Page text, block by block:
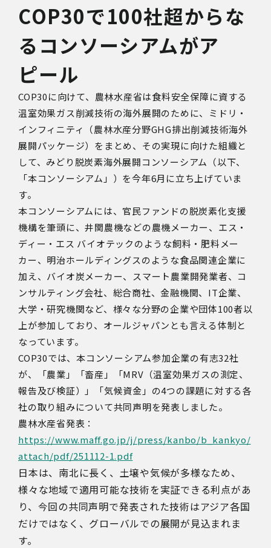
COP30で100社超からな
るコンソーシアムがア
ピール
COP30に向けて、農林水産省は食料安全保障に資する
温室効果ガス削減技術の海外展開のために、ミドリ・
インフィニティ（農林水産分野GHG排出削減技術海外
展開パッケージ）をまとめ、その実現に向けた組織と
して、みどり脱炭素海外展開コンソーシアム（以下、
「本コンソーシアム」）を今年6月に立ち上げていま
す。
本コンソーシアムには、官民ファンドの脱炭素化支援
機構を筆頭に、井関農機などの農機メーカー、エス・
ディー・エス バイオテックのような飼料・肥料メー
カー、明治ホールディングスのような食品関連企業に
加え、バイオ炭メーカー、スマート農業開発業者、コ
ンサルティング会社、総合商社、金融機関、 IT企業、
大学・研究機関など、様々な分野の企業や団体100者以
上が参加しており、オールジャパンとも言える体制と
なっています。
COP30では、本コンソーシアム参加企業の有志32社
が、「農業」「畜産」「MRV （温室効果ガスの測定、
報告及び検証）」「気候資金」の4つの課題に対する各
社の取り組みについて共同声明を発表しました。
農林水産省発表：
https://www.maff.go.jp/j/press/kanbo/b_kankyo/
attach/pdf/251112-1.pdf
日本は、南北に長く、土壌や気候が多様なため、
様々な地域で適用可能な技術を実証できる利点があ
り、今回の共同声明で発表された技術はアジア各国
だけではなく、グローバルでの展開が見込まれま
す。